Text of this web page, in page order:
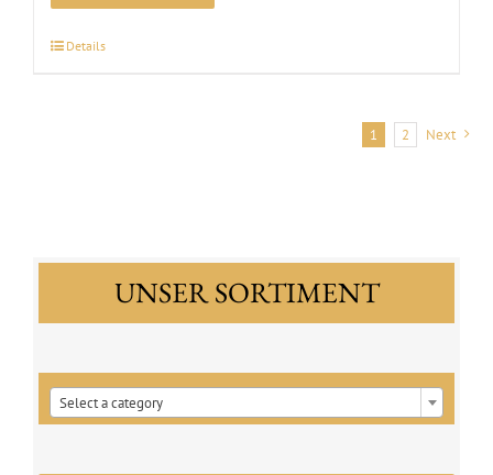
dry
Details
1 2 Next
UNSER SORTIMENT
Select a category